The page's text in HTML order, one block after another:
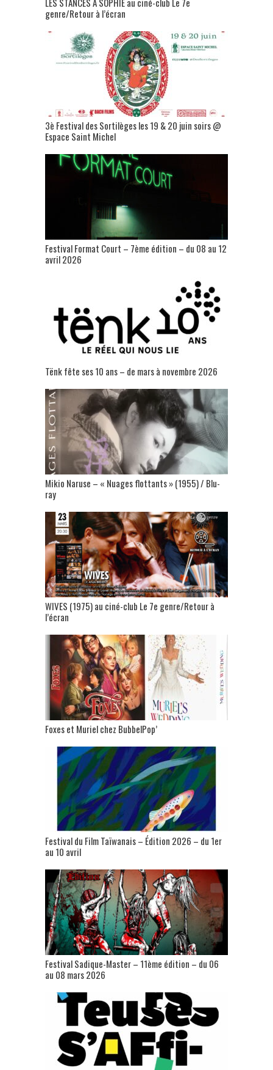
genre/Retour à l’écran
3è Festival des Sortilèges les 19 & 20 juin soirs @
Espace Saint Michel
Festival Format Court – 7ème édition – du 08 au 12
avril 2026
Tënk fête ses 10 ans – de mars à novembre 2026
Mikio Naruse – « Nuages flottants » (1955) / Blu-
ray
WIVES (1975) au ciné-club Le 7e genre/Retour à
l’écran
Foxes et Muriel chez BubbelPop’
Festival du Film Taïwanais – Édition 2026 – du 1er
au 10 avril
Festival Sadique-Master – 11ème édition – du 06
au 08 mars 2026